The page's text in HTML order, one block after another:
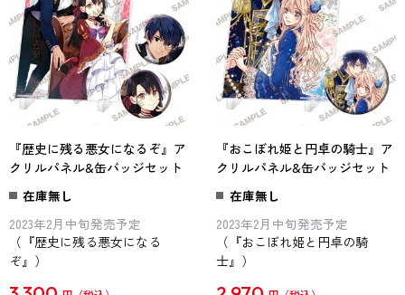
『歴史に残る悪女になるぞ』ア
クリルパネル&缶バッジセット
在庫無し
2023年2月中旬発売予定
（『歴史に残る悪女になる
ぞ』）
『おこぼれ姫と円卓の騎士』ア
クリルパネル&缶バッジセット
在庫無し
2023年2月中旬発売予定
（『おこぼれ姫と円卓の騎
士』）